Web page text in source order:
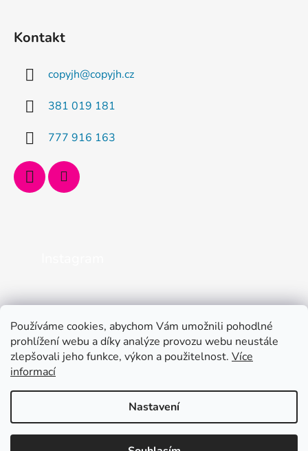
Používáme cookies, abychom Vám umožnili pohodlné
prohlížení webu a díky analýze provozu webu neustále
zlepšovali jeho funkce, výkon a použitelnost. Více
informací
Nastavení
Kamenná prodejna je otevřená od pondělí do pátku od 9 do 12 a od
13 do 16. Online objednávejte 24/7. Mějte léto plné
Kontakt
copyjh@copyjh.cz
381 019 181
777 916 163
Vytvořil Shoptet